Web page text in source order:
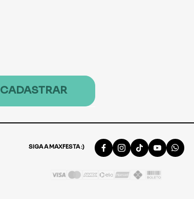
CADASTRAR
SIGA A MAXFESTA :)